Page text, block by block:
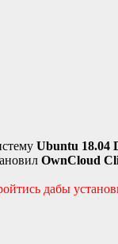
Ubuntu 18.04
OwnCloud
дабы